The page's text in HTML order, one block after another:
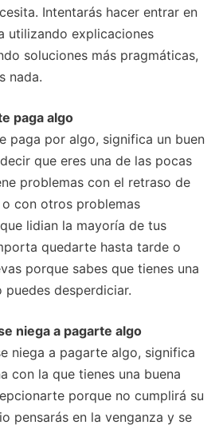
Intentarás hacer entrar en
utilizando explicaciones
soluciones más pragmáticas,
nada.
paga algo
paga por algo, significa un buen
que eres una de las pocas
problemas con el retraso de
con otros problemas
lidian la mayoría de tus
quedarte hasta tarde o
porque sabes que tienes una
desperdiciar.
niega a pagarte algo
niega a pagarte algo, significa
con la que tienes una buena
porque no cumplirá su
pensarás en la venganza y se